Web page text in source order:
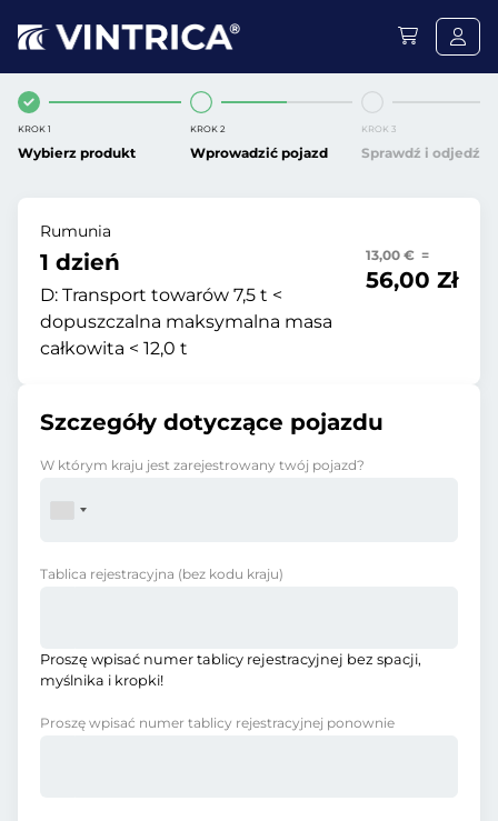
KROK 1
Wybierz produkt
KROK 2
Wprowadzić pojazd
KROK 3
Sprawdź i odjedź
Rumunia
1 dzień
D: Transport towarów 7,5 t <
dopuszczalna maksymalna masa
całkowita < 12,0 t
13,00 € =
56,00 Zł
Szczegóły dotyczące pojazdu
W którym kraju jest zarejestrowany twój pojazd?
Tablica rejestracyjna (bez kodu kraju)
Proszę wpisać numer tablicy rejestracyjnej bez spacji,
myślnika i kropki!
Proszę wpisać numer tablicy rejestracyjnej ponownie